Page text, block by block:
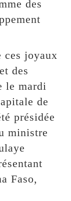
des
ces joyaux
des
le mardi
de
présidée
ministre
Faso,